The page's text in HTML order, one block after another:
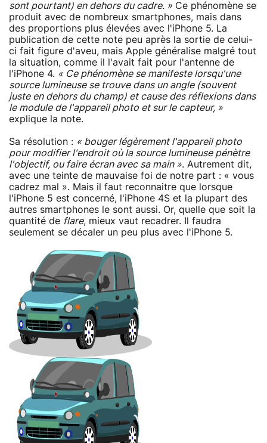
sont pourtant) en dehors du cadre. » Ce phénomène se
produit avec de nombreux smartphones, mais dans
des proportions plus élevées avec l'iPhone 5. La
publication de cette note peu après la sortie de celui-
ci fait figure d'aveu, mais Apple généralise malgré tout
la situation, comme il l'avait fait pour l'antenne de
l'iPhone 4. « Ce phénomène se manifeste lorsqu'une
source lumineuse se trouve dans un angle (souvent
juste en dehors du champ) et cause des réflexions dans
le module de l'appareil photo et sur le capteur, »
explique la note.
Sa résolution : « bouger légèrement l'appareil photo
pour modifier l'endroit où la source lumineuse pénètre
l'objectif, ou faire écran avec sa main ». Autrement dit,
avec une teinte de mauvaise foi de notre part : « vous
cadrez mal ». Mais il faut reconnaitre que lorsque
l'iPhone 5 est concerné, l'iPhone 4S et la plupart des
autres smartphones le sont aussi. Or, quelle que soit la
quantité de flare, mieux vaut recadrer. Il faudra
seulement se décaler un peu plus avec l'iPhone 5.